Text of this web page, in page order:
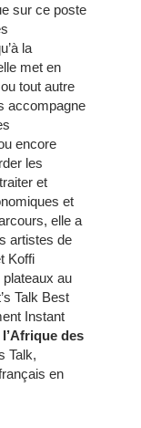
sur ce poste
la
met en
tout autre
accompagne
encore
les
et
et
elle a
artistes de
Koffi
au
Talk Best
Instant
des
Talk,
en